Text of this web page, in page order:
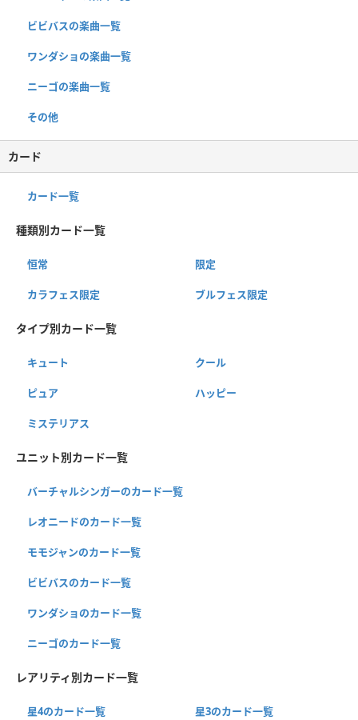
ビビバスの楽曲一覧
ワンダショの楽曲一覧
ニーゴの楽曲一覧
その他
カード
カード一覧
種類別カード一覧
恒常 限定
カラフェス限定 ブルフェス限定
タイプ別カード一覧
キュート クール
ピュア ハッピー
ミステリアス
ユニット別カード一覧
バーチャルシンガーのカード一覧
レオニードのカード一覧
モモジャンのカード一覧
ビビバスのカード一覧
ワンダショのカード一覧
ニーゴのカード一覧
レアリティ別カード一覧
星4のカード一覧 星3のカード一覧